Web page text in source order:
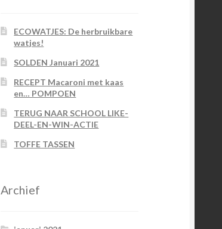
ECOWATJES: De herbruikbare
watjes!
SOLDEN Januari 2021
RECEPT Macaroni met kaas
en… POMPOEN
TERUG NAAR SCHOOL LIKE-
DEEL-EN-WIN-ACTIE
TOFFE TASSEN
Archief